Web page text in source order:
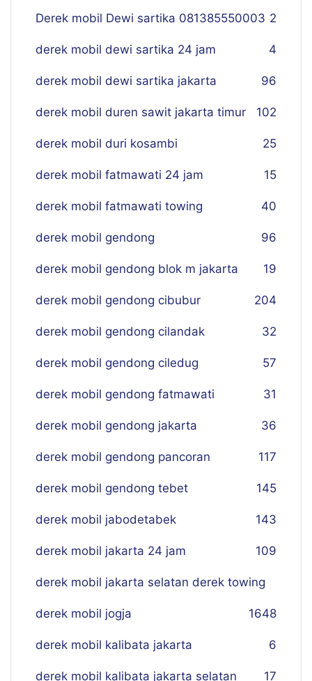
Derek mobil Dewi sartika 081385550003 2
derek mobil dewi sartika 24 jam 4
derek mobil dewi sartika jakarta 96
derek mobil duren sawit jakarta timur 102
derek mobil duri kosambi 25
derek mobil fatmawati 24 jam 15
derek mobil fatmawati towing 40
derek mobil gendong 96
derek mobil gendong blok m jakarta 19
derek mobil gendong cibubur 204
derek mobil gendong cilandak 32
derek mobil gendong ciledug 57
derek mobil gendong fatmawati 31
derek mobil gendong jakarta 36
derek mobil gendong pancoran 117
derek mobil gendong tebet 145
derek mobil jabodetabek 143
derek mobil jakarta 24 jam 109
derek mobil jakarta selatan derek towing
48
derek mobil jogja 16
derek mobil kalibata jakarta 6
derek mobil kalibata jakarta selatan 17